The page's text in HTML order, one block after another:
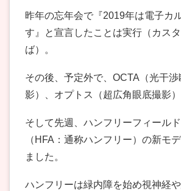
昨年の忘年会で『2019年は電子カ
す』と宣言したことは実行（カス
ば）。
その後、予定外で、OCTA（光干渉
影）、オプトス（超広角眼底撮影）
そして先週、ハンフリーフィール
（HFA：通称ハンフリー）の新モ
ました。
ハンフリーは緑内障を始め視神経